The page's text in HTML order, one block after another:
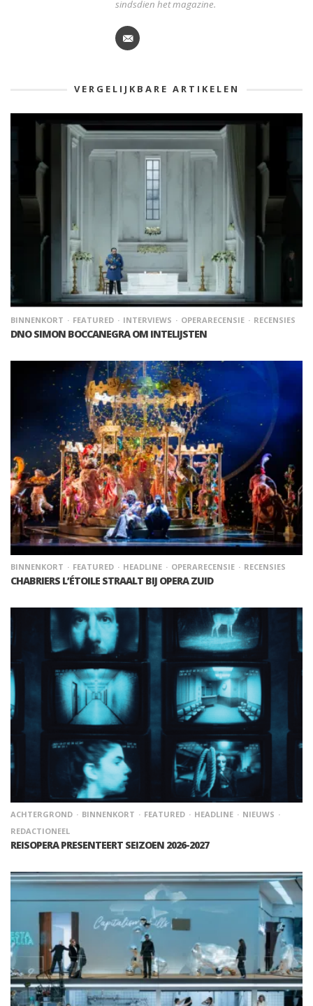
sindsdien het magazine.
VERGELIJKBARE ARTIKELEN
BINNENKORT FEATURED INTERVIEWS OPERARECENSIE RECENSIES
DNO SIMON BOCCANEGRA OM INTELIJSTEN
BINNENKORT FEATURED HEADLINE OPERARECENSIE RECENSIES
CHABRIERS L’ÉTOILE STRAALT BIJ OPERA ZUID
ACHTERGROND BINNENKORT FEATURED HEADLINE
NIEUWS
REDACTIONEEL
REISOPERA PRESENTEERT SEIZOEN 2026-2027